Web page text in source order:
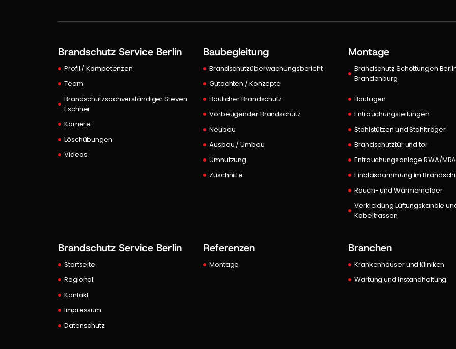
Brandschutz Service Berlin
Profil / Kompetenzen
Team
Brandschutzsachverständiger Steven
Eschner
Karriere
Löschübungen
Videos
Baubegleitung
Brandschutzüberwachungsbericht
Gutachten / Konzepte
Baulicher Brandschutz
Vorbeugender Brandschutz
Neubau
Ausbau / Umbau
Umnutzung
Zuschnitte
Montage
Brandschutz Schottungen
Brandenburg
Baufugen
Entrauchungsleitungen
Stahlstützen und Stahlträger
Brandschutztür und tor
Entrauchungsanlage RWA/MRA
Einblasdämmung im
Rauch- und Wärmemelder
Verkleidung Lüftungskanäle
Kabeltrassen
Brandschutz Service Berlin
Startseite
Regional
Kontakt
Impressum
Datenschutz
Referenzen
Montage
Branchen
Krankenhäuser und Kliniken
Wartung und Instandhaltung